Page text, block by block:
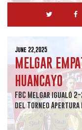
June 22,2025
MELGAR
HUANCAYO
FBC Melgar igualó
del Torneo Apertura